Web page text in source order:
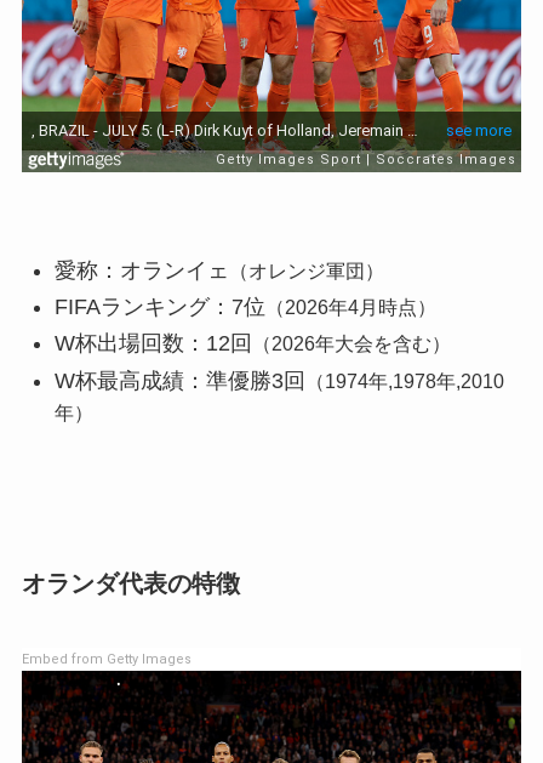
愛称：オランイェ （オレンジ軍団）
FIFAランキング：7位 （2026年4月時点）
W杯出場回数：12回 （2026年大会を含む）
W杯最高成績：準優勝3回
（1974年,1978年,2010
年）
オランダ代表の特徴
Embed from Getty Images